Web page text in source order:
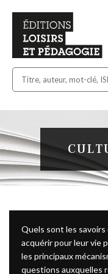
Quels sont les
acquérir pour leur vie
les principaux
questions auxquelles